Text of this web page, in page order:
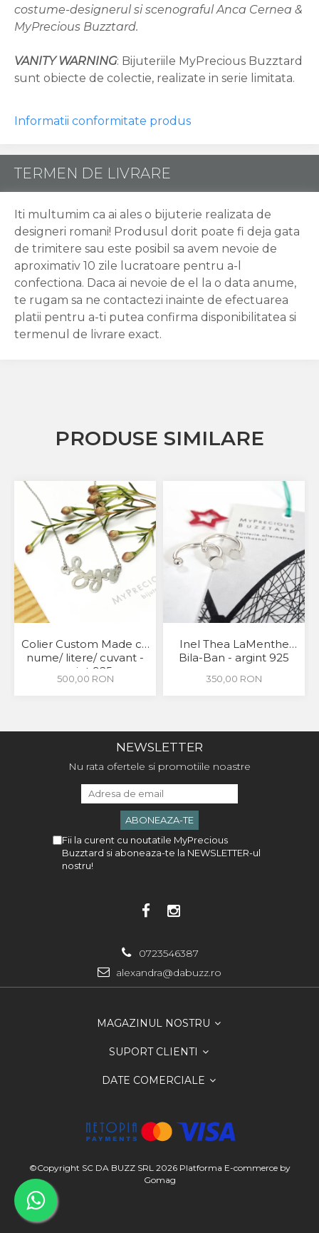
costume-designerul si scenograful Anca Cernea &
MyPrecious Buzztard.
VANITY WARNING: Bijuteriile MyPrecious Buzztard
sunt obiecte de colectie, realizate in serie limitata.
Informatii conformitate produs
TERMEN DE LIVRARE
Iti multumim ca ai ales o bijuterie realizata de
designeri romani! Produsul dorit poate fi deja gata
de trimitere sau este posibil sa avem nevoie de
aproximativ 10 zile lucratoare pentru a-l
confectiona. Daca ai nevoie de el la o data anume,
te rugam sa ne contactezi inainte de efectuarea
platii pentru a-ti putea confirma disponibilitatea si
termenul de livrare exact.
PRODUSE SIMILARE
Colier Custom Made cu
nume/ litere/ cuvant -
argint 925
500,00 RON
Inel Thea LaMenthe
Bila-Ban - argint 925
350,00 RON
NEWSLETTER
Nu rata ofertele si promotiile noastre
Fii la curent cu noutatile MyPrecious
Buzztard si aboneaza-te la NEWSLETTER-ul
nostru!
0723546387
alexandra@dabuzz.ro
MAGAZINUL NOSTRU
SUPORT CLIENTI
DATE COMERCIALE
©Copyright SC DA BUZZ SRL 2026 Platforma E-commerce by
Gomag